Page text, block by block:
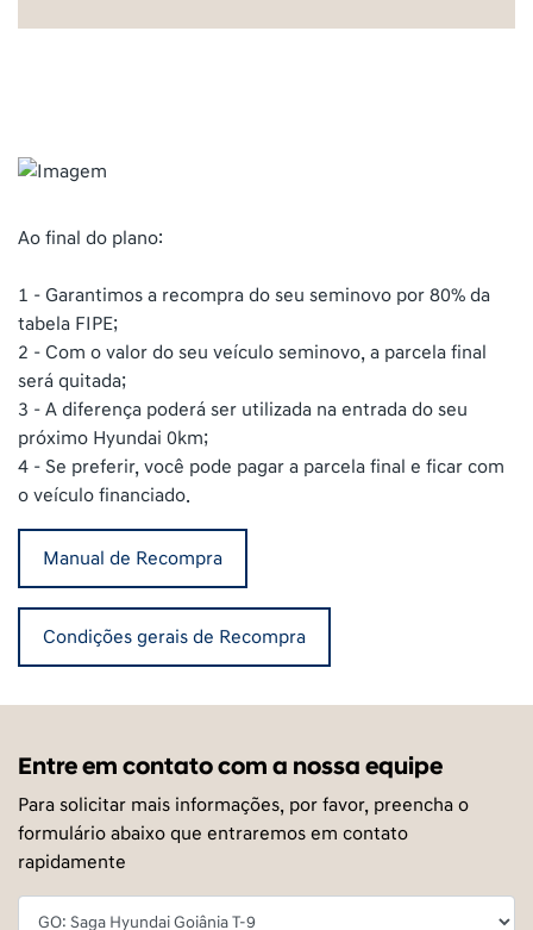
Ao final do plano:
1 - Garantimos a recompra do seu seminovo por 80% da
tabela FIPE;
2 - Com o valor do seu veículo seminovo, a parcela final
será quitada;
3 - A diferença poderá ser utilizada na entrada do seu
próximo Hyundai 0km;
4 - Se preferir, você pode pagar a parcela final e ficar com
o veículo financiado.
Manual de Recompra
Condições gerais de Recompra
Entre em contato com a nossa equipe
Para solicitar mais informações, por favor, preencha o
formulário abaixo que entraremos em contato
rapidamente